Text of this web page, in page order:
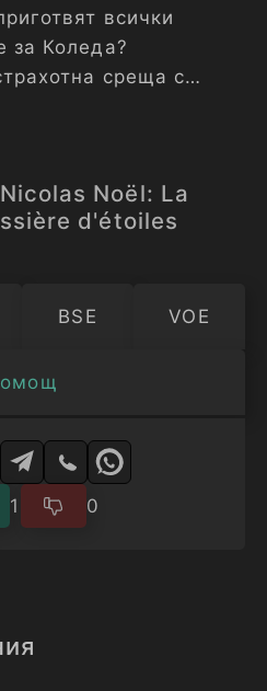
всички
за Коледа?
среща с
Nicolas Noël: La
d'étoiles
BSE VOE
1 0